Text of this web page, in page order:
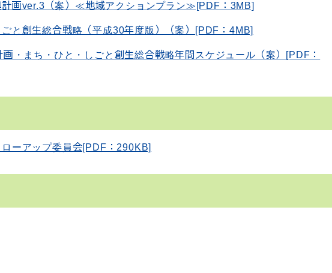
画ver.3（案）≪地域アクションプラン≫[PDF：3MB]
と創生総合戦略（平成30年度版）（案）[PDF：4MB]
・まち・ひと・しごと創生総合戦略年間スケジュール（案）[PDF：
ーアップ委員会[PDF：290KB]